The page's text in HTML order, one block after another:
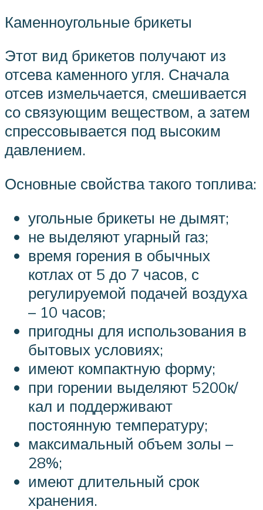
Каменноугольные брикеты
Этот вид брикетов получают из
отсева каменного угля. Сначала
отсев измельчается, смешивается
со связующим веществом, а затем
спрессовывается под высоким
давлением.
Основные свойства такого топлива:
угольные брикеты не дымят;
не выделяют угарный газ;
время горения в обычных
котлах от 5 до 7 часов, с
регулируемой подачей воздуха
– 10 часов;
пригодны для использования в
бытовых условиях;
имеют компактную форму;
при горении выделяют 5200к/
кал и поддерживают
постоянную температуру;
максимальный объем золы –
28%;
имеют длительный срок
хранения.